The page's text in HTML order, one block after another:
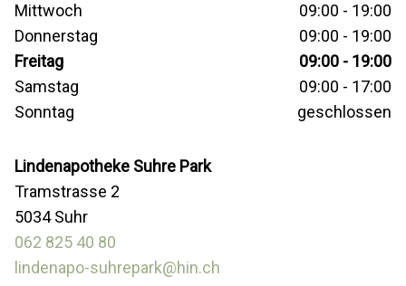
Mittwoch
09:00 - 19:00
Donnerstag
09:00 - 19:00
Freitag
09:00 - 19:00
Samstag
09:00 - 17:00
Sonntag
geschlossen
Lindenapotheke Suhre Park
Tramstrasse 2
5034 Suhr
062 825 40 80
lindenapo-suhrepark@hin.ch